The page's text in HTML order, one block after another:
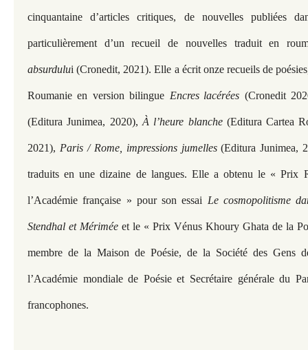
cinquantaine d’articles critiques, de nouvelles publiées
particulièrement d’un recueil de nouvelles traduit en
absurdului (Cronedit, 2021). Elle a écrit onze recueils de
Roumanie en version bilingue Encres lacérées (Cronedit
(Editura Junimea, 2020), À l’heure blanche(Editura Cartea
2021), Paris / Rome, impressions jumelles(Editura Junimea,
traduits en une dizaine de langues. Elle a obtenu le « Prix
l’Académie française » pour son essai Le cosmopolitisme
Stendhal et Mérimée et le « Prix Vénus Khoury Ghata de la
membre de la Maison de Poésie, de la Société des Gens
l’Académie mondiale de Poésie et Secrétaire générale du
francophones.